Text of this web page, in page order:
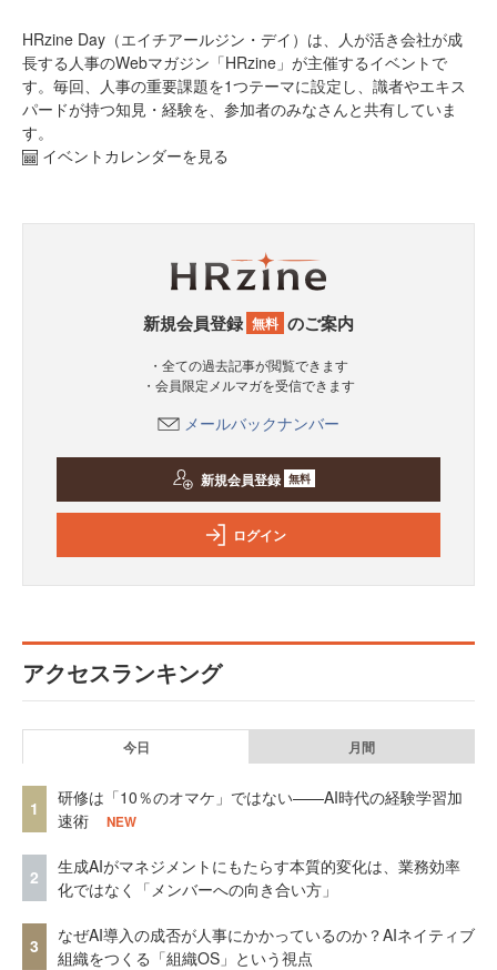
HRzine Day（エイチアールジン・デイ）は、人が活き会社が成
長する人事のWebマガジン「HRzine」が主催するイベントで
す。毎回、人事の重要課題を1つテーマに設定し、識者やエキス
パードが持つ知見・経験を、参加者のみなさんと共有していま
す。
イベントカレンダーを見る
新規会員登録 無料 のご案内
・全ての過去記事が閲覧できます
・会員限定メルマガを受信できます
メールバックナンバー
新規会員登録 無料
ログイン
アクセスランキング
今日 月間
1
研修は「10％のオマケ」ではない——AI時代の経験学習加
速術
NEW
2
生成AIがマネジメントにもたらす本質的変化は、業務効率
化ではなく「メンバーへの向き合い方」
3
なぜAI導入の成否が人事にかかっているのか？AIネイティブ
組織をつくる「組織OS」という視点